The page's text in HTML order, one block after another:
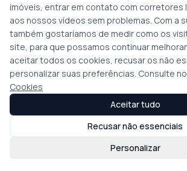
imóveis, entrar em contato com corretores
aos nossos vídeos sem problemas. Com a
também gostaríamos de medir como os
site, para que possamos continuar
aceitar todos os cookies, recusar os não
personalizar suas preferências. Consulte
Cookies
Personalizar
Recusar não essenciais
Aceitar tudo